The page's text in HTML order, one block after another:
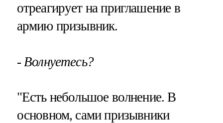
отреагирует на приглашение в
армию призывник.
- Волнуетесь?
"Есть небольшое волнение. В
основном, сами призывники